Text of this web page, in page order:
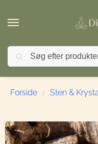
🚚 FRI
Forside / Sten &